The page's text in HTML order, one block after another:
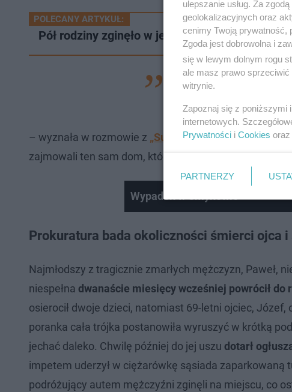
POLECANY ARTYKUŁ:
Pół rodziny zginęło w jednej chwili!
– To niewiarygodne, w
– wyznała w rozmowie z „Super Expressem”jedna z
zajmowali ten sam dom, który znajdował się
Wypadek w Smykowie
Prokuratura bada okoliczności śmierci ojca i
Najmłodszy z tragicznie zmarłych mężczyzn, Paweł,
niespełna dwanaście miesięcy wcześniej powrócił do
osierocił dwoje dzieci, natomiast 69-letni ojciec,
poranka cała trójka postanowiła wyruszyć w krótką
jechać daleko. Chwilę później do jej uszu dotarł
impetem uderzył w ciężarówkę sąsiada zaparkowaną
podróżujący autem mężczyźni zginęli na miejscu, co
ulepszanie usług. Za
geolokalizacyjnych oraz
cenimy Twoją prywatność,
Zgoda jest dobrowolna i
się w lewym dolnym rogu
ale masz prawo sprzeciwić
witrynie.
Zapoznaj się z poniższymi
internetowych.
Prywatności i Cookies oraz
PARTNERZY